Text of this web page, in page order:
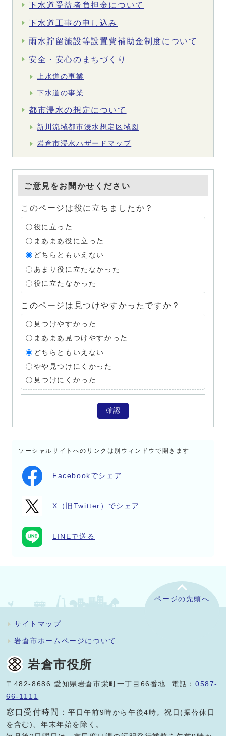
下水道受益者負担金について
下水道工事の申し込み
雨水貯留施設等設置費補助金制度について
安全・安心のまちづくり
上水道の事業
下水道の事業
都市浸水の想定について
新川流域都市浸水想定区域図
岩倉市浸水ハザードマップ
ご意見をお聞かせください
このページは役に立ちましたか？
役に立った
まあまあ役に立った
どちらともいえない
あまり役に立たなかった
役に立たなかった
このページは見つけやすかったですか？
見つけやすかった
まあまあ見つけやすかった
どちらともいえない
やや見つけにくかった
見つけにくかった
確認
ソーシャルサイトへのリンクは別ウィンドウで開きます
Facebookでシェア
X（旧Twitter）でシェア
LINEで送る
ページの先頭へ
サイトマップ
岩倉市ホームページについて
岩倉市役所
〒482-8686 愛知県岩倉市栄町一丁目66番地 電話：0587-
66-1111
窓口受付時間：平日午前9時から午後4時。祝日(振替休日
を含む)、年末年始を除く。